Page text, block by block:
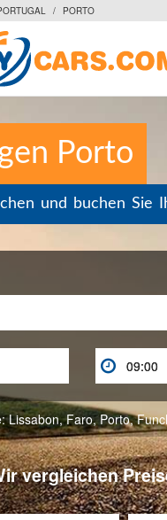
/ PORTO
Porto
und buchen Sie

Lissabon,Faro,Porto,
vergleichen